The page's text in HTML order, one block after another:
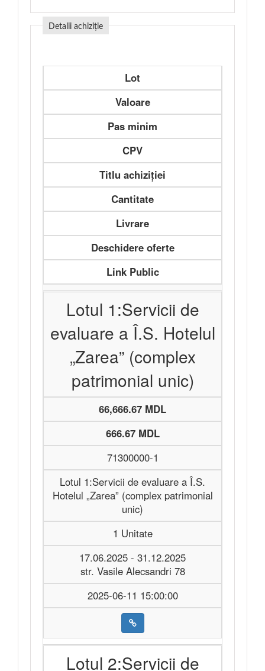
Detalii achiziție
Lot
Valoare
Pas minim
CPV
Titlu achiziției
Cantitate
Livrare
Deschidere oferte
Link Public
Lotul 1:Servicii de
evaluare a Î.S. Hotelul
„Zarea” (complex
patrimonial unic)
66,666.67 MDL
666.67 MDL
71300000-1
Lotul 1:Servicii de evaluare a Î.S.
Hotelul „Zarea” (complex patrimonial
unic)
1 Unitate
17.06.2025 - 31.12.2025
str. Vasile Alecsandri 78
2025-06-11 15:00:00
Lotul 2:Servicii de